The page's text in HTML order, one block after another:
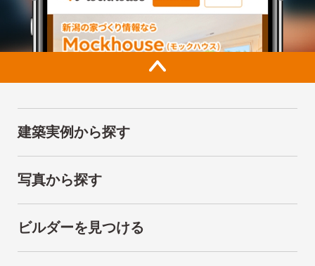
建築実例から探す
写真から探す
ビルダーを見つける